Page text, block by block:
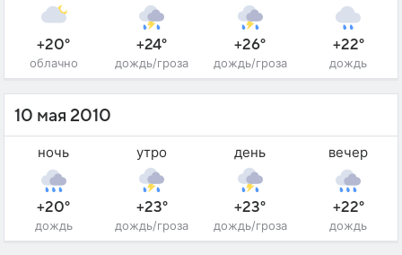
+20°
облачно
+24°
дождь/гроза
+26°
дождь/гроза
+22°
дождь
10 мая 2010
ночь
+20°
дождь
утро
+23°
дождь/гроза
день
+23°
дождь/гроза
вечер
+22°
дождь